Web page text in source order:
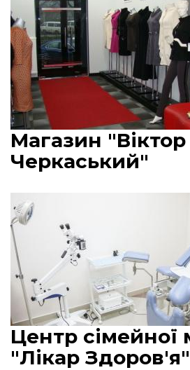
Магазин "Віктор
Черкаський"
Центр
"Лікар Здоров'я"